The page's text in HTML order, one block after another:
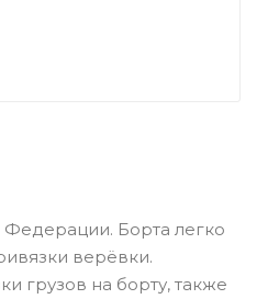
Борта легко
верёвки.
грузов на борту, также